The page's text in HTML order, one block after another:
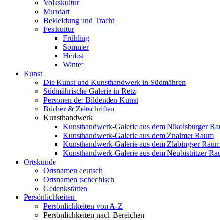
Volkskultur
Mundart
Bekleidung und Tracht
Festkultur
Frühling
Sommer
Herbst
Winter
Kunst
Die Kunst und Kunsthandwerk in Südmähren
Südmährische Galerie in Retz
Personen der Bildenden Kunst
Bücher & Zeitschriften
Kunsthandwerk
Kunsthandwerk-Galerie aus dem Nikolsburger
Kunsthandwerk-Galerie aus dem Znaimer Raum
Kunsthandwerk-Galerie aus dem Zlabingser Raum
Kunsthandwerk-Galerie aus dem Neubistritzer
Ortskunde
Ortsnamen deutsch
Ortsnamen tschechisch
Gedenkstätten
Persönlichkeiten
Persönlichkeiten von A-Z
Persönlichkeiten nach Bereichen